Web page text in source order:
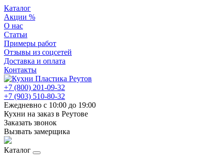
Каталог
Акции %
О нас
Статьи
Примеры работ
Отзывы из соцсетей
Доставка и оплата
Контакты
+7 (800) 201-09-32
+7 (903) 510-80-32
Ежедневно с 10:00 до 19:00
Кухни на заказ в Реутове
Заказать звонок
Вызвать замерщика
Каталог